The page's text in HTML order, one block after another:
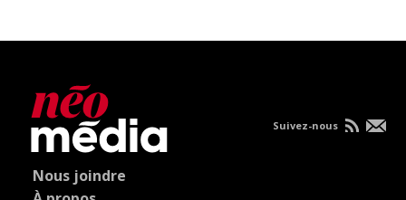
Nous joindre
Suivez-nous